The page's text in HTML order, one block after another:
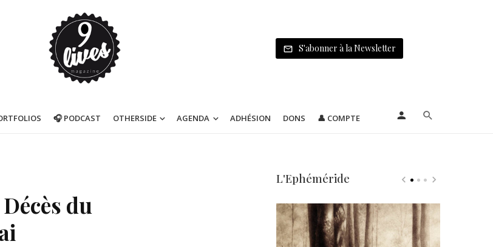
S'abonner à la Newsletter
🎧 PODCAST OTHERSIDE AGENDA ADHÉSION DONS 👤 COMPTE
du
L'Ephéméride